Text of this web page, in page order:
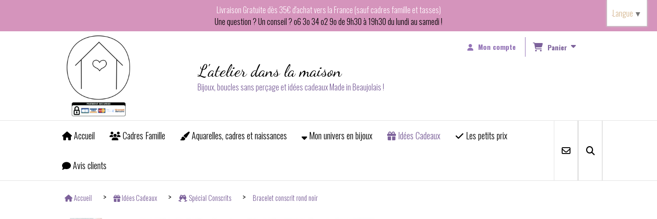
Livraison Gratuite dès 35€ d'achat vers la France (sauf cadres famille et tasses)
Une question ? Un conseil ? o6 3o 34 o2 9o de 9h30 à 19h30 du lundi au samedi !
L'atelier dans la maison
Bijoux, boucles sans perçage et idées cadeaux Made in Beaujolais !
Mon compte Panier
Accueil Cadres Famille Aquarelles, cadres et naissances Mon univers en bijoux Idées Cadeaux Les petits prix
Avis clients
Accueil Idées Cadeaux Spécial Conscrits Bracelet conscrit rond noir
Langue ▼